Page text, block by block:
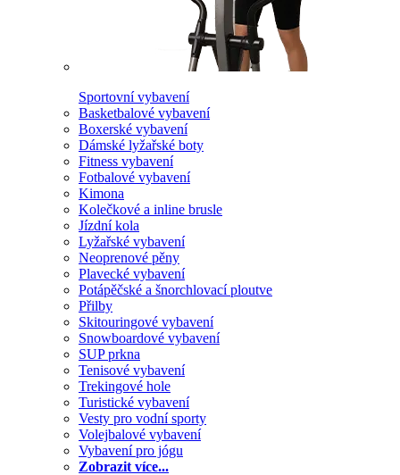
Sportovní vybavení
Basketbalové vybavení
Boxerské vybavení
Dámské lyžařské boty
Fitness vybavení
Fotbalové vybavení
Kimona
Kolečkové a inline brusle
Jízdní kola
Lyžařské vybavení
Neoprenové pěny
Plavecké vybavení
Potápěčské a šnorchlovací ploutve
Přilby
Skitouringové vybavení
Snowboardové vybavení
SUP prkna
Tenisové vybavení
Trekingové hole
Turistické vybavení
Vesty pro vodní sporty
Volejbalové vybavení
Vybavení pro jógu
Zobrazit více...